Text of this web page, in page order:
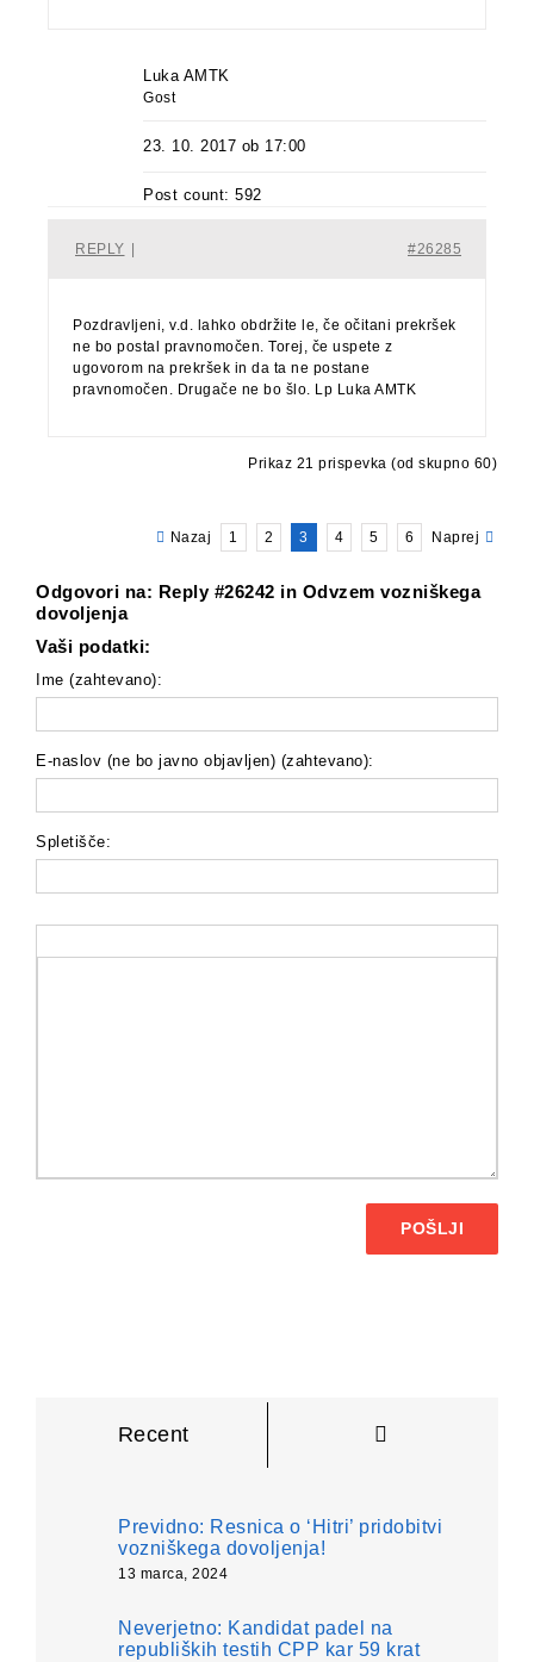
Luka AMTK
Gost
23. 10. 2017 ob 17:00
Post count: 592
#26285
REPLY
Pozdravljeni, v.d. lahko obdržite le, če očitani prekršek
ne bo postal pravnomočen. Torej, če uspete z
ugovorom na prekršek in da ta ne postane
pravnomočen. Drugače ne bo šlo. Lp Luka AMTK
Prikaz 21 prispevka (od skupno 60)
Nazaj 1 2 3 4 5 6 Naprej
Odgovori na: Reply #26242 in Odvzem vozniškega
dovoljenja
Vaši podatki:
Ime (zahtevano):
E-naslov (ne bo javno objavljen) (zahtevano):
Spletišče:
POŠLJI
Recent
Previdno: Resnica o ‘Hitri’ pridobitvi
vozniškega dovoljenja!
13 marca, 2024
Neverjetno: Kandidat padel na
republiških testih CPP kar 59 krat